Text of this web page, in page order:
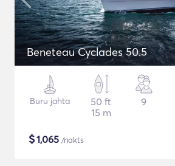
Beneteau Cyclades 50.5
Buru jahta
50 ft
15 m
9
$1,065 /nakts